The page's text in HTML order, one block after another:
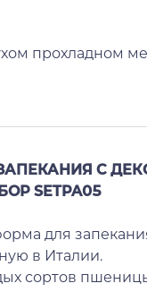
прохладном
С
SETPA05
для
в Италии.
сортов